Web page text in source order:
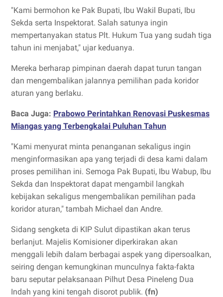
"Kami bermohon ke Pak Bupati, Ibu Wakil Bupati, Ibu
Sekda serta Inspektorat. Salah satunya ingin
mempertanyakan status Plt. Hukum Tua yang sudah tiga
tahun ini menjabat," ujar keduanya.
Mereka berharap pimpinan daerah dapat turun tangan
dan mengembalikan jalannya pemilihan pada koridor
aturan yang berlaku.
Baca Juga: Prabowo Perintahkan Renovasi Puskesmas
Miangas yang Terbengkalai Puluhan Tahun
"Kami menyurat minta penanganan sekaligus ingin
menginformasikan apa yang terjadi di desa kami dalam
proses pemilihan ini. Semoga Pak Bupati, Ibu Wabup, Ibu
Sekda dan Inspektorat dapat mengambil langkah
kebijakan sekaligus mengembalikan pemilihan pada
koridor aturan," tambah Michael dan Andre.
Sidang sengketa di KIP Sulut dipastikan akan terus
berlanjut. Majelis Komisioner diperkirakan akan
menggali lebih dalam berbagai aspek yang dipersoalkan,
seiring dengan kemungkinan munculnya fakta-fakta
baru seputar pelaksanaan Pilhut Desa Pineleng Dua
Indah yang kini tengah disorot publik. (fn)